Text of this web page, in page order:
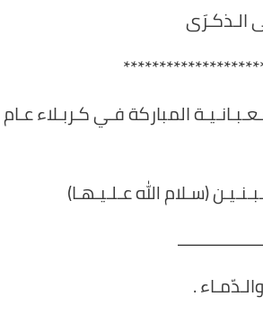
الـذكـرَى
المباركة فـي كـربـلاء عـام
(سـلام الله عـلـيـهـا)
.